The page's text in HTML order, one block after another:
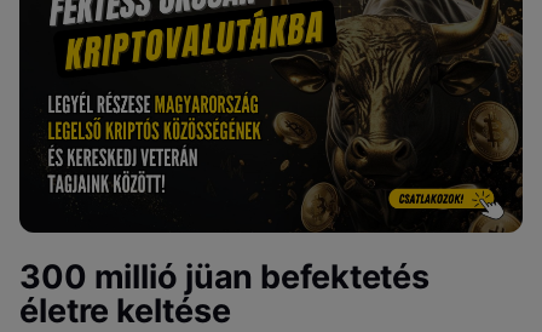
300 millió jüan befektetés
életre keltése